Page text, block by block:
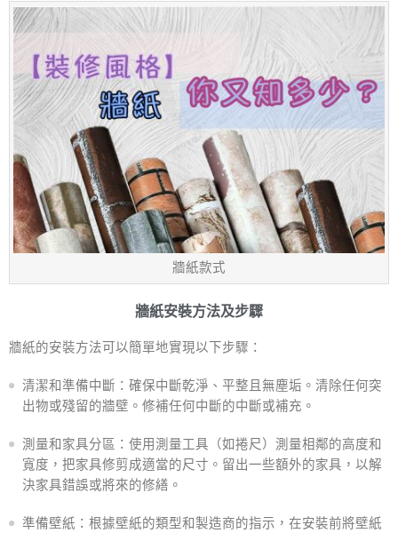
牆紙款式
牆紙安裝方法及步驟
牆紙的安裝方法可以簡單地實現以下步驟：
清潔和準備中斷：確保中斷乾淨、平整且無塵垢。清除任何突
出物或殘留的牆壁。修補任何中斷的中斷或補充。
測量和家具分區：使用測量工具（如捲尺）測量相鄰的高度和
寬度，把家具修剪成適當的尺寸。留出一些額外的家具，以解
決家具錯誤或將來的修繕。
準備壁紙：根據壁紙的類型和製造商的指示，在安裝前將壁紙